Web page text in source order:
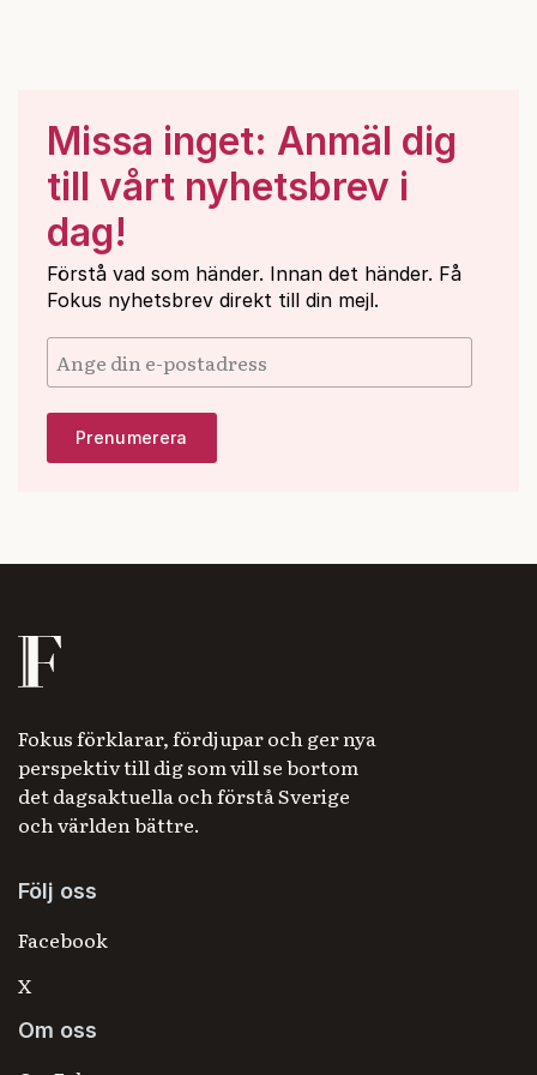
Missa inget: Anmäl dig
till vårt nyhetsbrev i
dag!
Förstå vad som händer. Innan det händer. Få
Fokus nyhetsbrev direkt till din mejl.
Fokus förklarar, fördjupar och ger nya
perspektiv till dig som vill se bortom
det dagsaktuella och förstå Sverige
och världen bättre.
Följ oss
Facebook
X
Om oss